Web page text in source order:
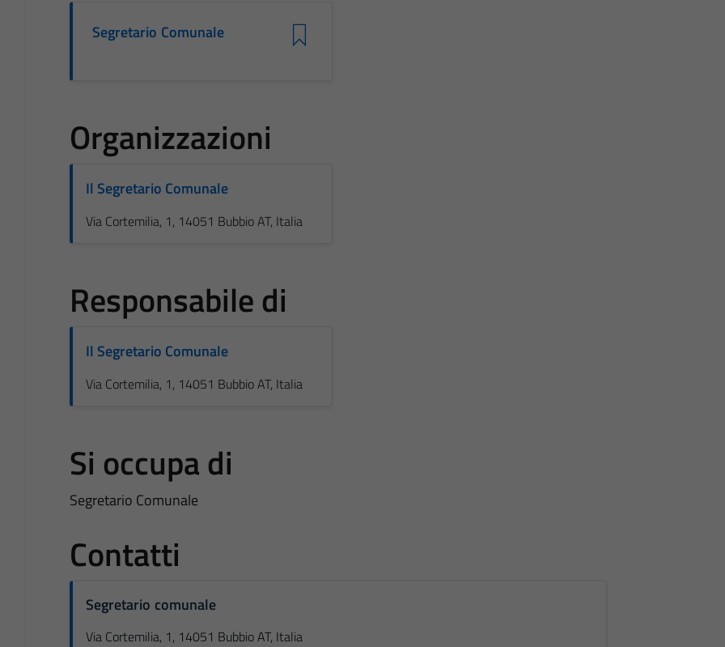
Segretario Comunale
Organizzazioni
Il Segretario Comunale
Via Cortemilia, 1, 14051 Bubbio AT, Italia
Responsabile di
Il Segretario Comunale
Via Cortemilia, 1, 14051 Bubbio AT, Italia
Si occupa di
Segretario Comunale
Contatti
Segretario comunale
Via Cortemilia, 1, 14051 Bubbio AT, Italia